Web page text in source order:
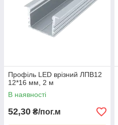
Профіль LED врізний ЛПВ12
12*16 мм, 2 м
В наявності
52,30 ₴/пог.м